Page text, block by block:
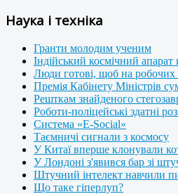
Наука і техніка
Гранти молодим ученим
Індійський космічний апарат
Люди готові, щоб на робочих
Премія Кабінету Міністрів
Решткам знайденого
Роботи-поліцейські здатні
Система «E-Social»
Таємничі сигнали з космосу
У Китаї вперше клонували
У Лондоні з'явився бар зі
Штучний інтелект навчили
Що таке гіперлуп?